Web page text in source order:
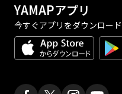
YAMAPアプリ
今すぐアプリをダウンロード